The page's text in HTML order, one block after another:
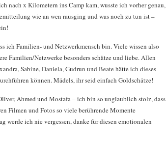
nach x Kilometern ins Camp kam, wusste ich vorher genau,
wie an wen rausging und was noch zu tun ist –
ich Familien- und Netzwerkmensch bin. Viele wissen also
Familien/Netzwerke besonders schätze und liebe. Allen
Sabine, Daniela, Gudrun und Beate hätte ich dieses
können. Mädels, ihr seid einfach Goldschätze!
Ahmed und Mostafa – ich bin so unglaublich stolz, dass
Filmen und Fotos so viele berührende Momente
werde ich nie vergessen, danke für diesen emotionalen